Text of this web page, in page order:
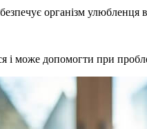
організм
і може допомогти при